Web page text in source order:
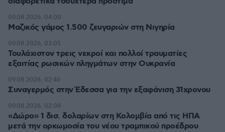
Μαζικός γάμος 1.500 ζευγαριών στη Νιγηρία
09.08.2026, 04:00
Τουλάχιστον τρεις νεκροί και πολλοί τραυματίες
εξαιτίας ρωσικών πληγμάτων στην Ουκρανία
09.08.2026, 03:05
Συναγερμός στην Έδεσσα για την εξαφάνιση 31χρονου
09.08.2026, 02:46
«Δώρο» 1 δισ. δολαρίων στη Κολομβία από τις ΗΠΑ
μετά την ορκωμοσία του νέου τραμπικού προέδρου
09.08.2026, 02:08